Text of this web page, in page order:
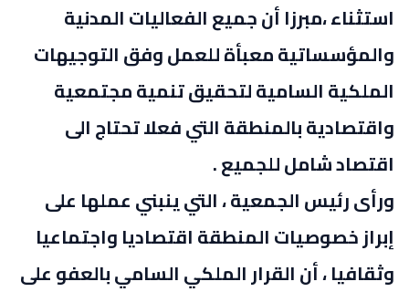
استثناء ،مبرزا أن جميع الفعاليات المدنية
والمؤسساتية معبأة للعمل وفق التوجيهات
الملكية السامية لتحقيق تنمية مجتمعية
واقتصادية بالمنطقة التي فعلا تحتاج الى
اقتصاد شامل للجميع .
ورأى رئيس الجمعية ، التي ينبني عملها على
إبراز خصوصيات المنطقة اقتصاديا واجتماعيا
وثقافيا ، أن القرار الملكي السامي بالعفو على